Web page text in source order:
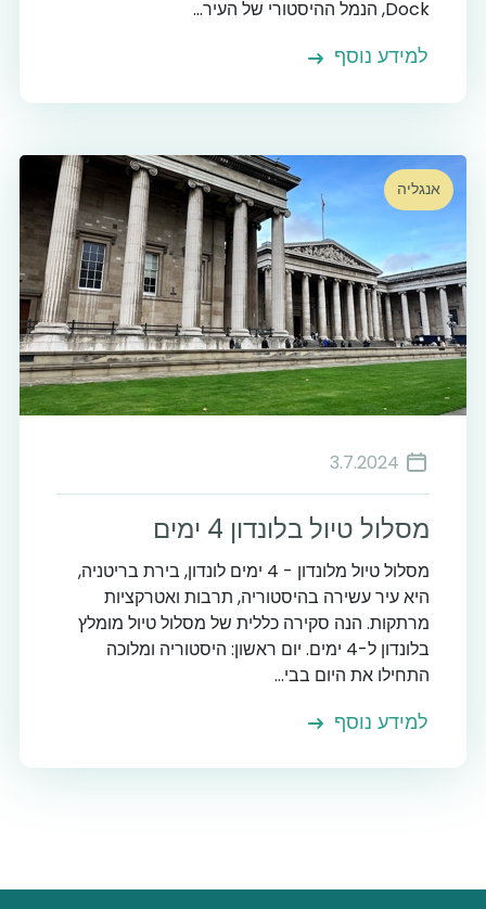
Dock, הנמל ההיסטורי של העיר...
למידע נוסף
אנגליה
3.7.2024
מסלול טיול בלונדון 4 ימים
מסלול טיול מלונדון - 4 ימים לונדון, בירת בריטניה,
היא עיר עשירה בהיסטוריה, תרבות ואטרקציות
מרתקות. הנה סקירה כללית של מסלול טיול מומלץ
בלונדון ל-4 ימים. יום ראשון: היסטוריה ומלוכה
התחילו את היום בבי...
למידע נוסף